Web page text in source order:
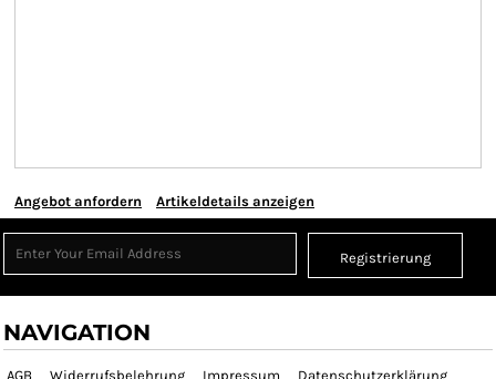
Angebot anfordern Artikeldetails anzeigen
Registrierung
NAVIGATION
AGB Widerrufsbelehrung Impressum Datenschutzerklärung